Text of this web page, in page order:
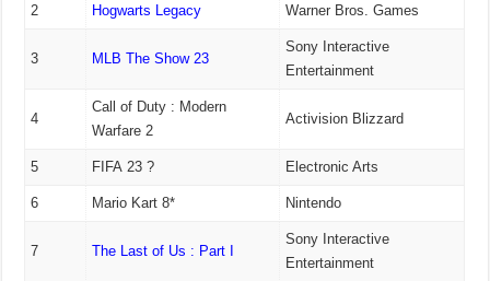
2 Hogwarts Legacy Warner Bros. Games
3 MLB The Show 23
Sony Interactive
Entertainment
4
Call of Duty : Modern
Warfare 2
Activision Blizzard
5 FIFA 23 ? Electronic Arts
6 Mario Kart 8* Nintendo
7 The Last of Us : Part I
Sony Interactive
Entertainment